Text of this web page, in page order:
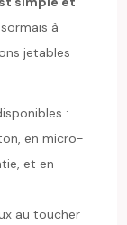
à
jetables
:
en micro-
et en
au toucher